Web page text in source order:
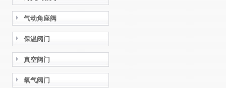
气动角座阀
保温阀门
真空阀门
氧气阀门